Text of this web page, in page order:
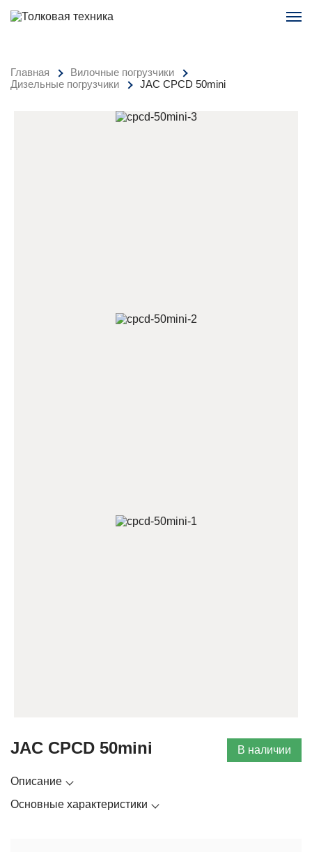
Главная
Вилочные погрузчики
Дизельные погрузчики
JAC CPCD 50mini
В наличии
JAC CPCD 50mini
Описание
Основные характеристики